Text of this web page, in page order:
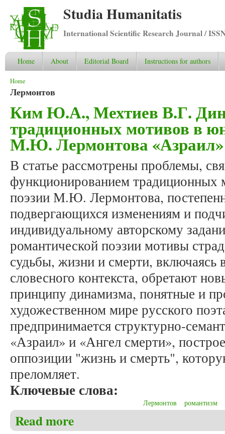
Studia Humanitatis
International Scientific Research Journal /
Home About Editorial Board Instructions for authors
You are here
Home
Лермонтов
Ким Ю.А., Мехтиев В.Г.
традиционных мотивов в
М.Ю. Лермонтова «Азраил»
В статье рассмотрены проблемы,
функционированием
поэзии М.Ю. Лермонтова,
подвергающихся изменениям и
индивидуальному авторскому
романтической поэзии мотивы
судьбы, жизни и смерти, включаясь
словесного контекста, обретают
принципу динамизма, понятные и
художественном мире русского
предпринимается структурно-
«Азраил» и «Ангел смерти»,
оппозиции "жизнь и смерть",
преломляет.
Ключевые слова:
Лермонтов романтизм
Read more